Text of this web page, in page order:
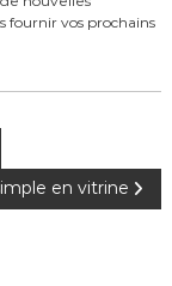
fournir vos prochains
en vitrine